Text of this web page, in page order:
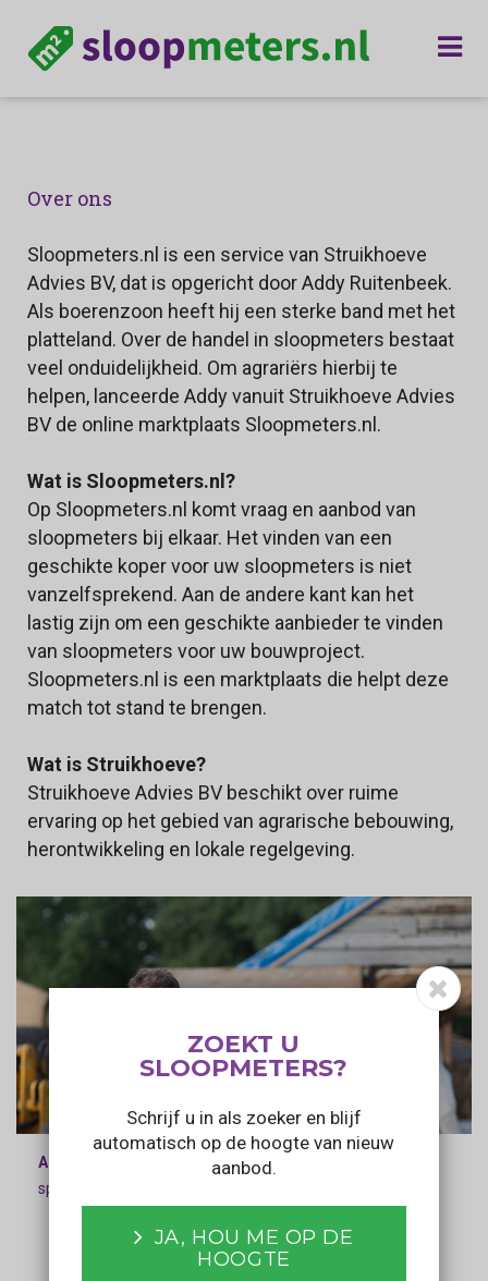
Over ons
Sloopmeters.nl is een service van Struikhoeve
Advies BV, dat is opgericht door Addy Ruitenbeek.
Als boerenzoon heeft hij een sterke band met het
platteland. Over de handel in sloopmeters bestaat
veel onduidelijkheid. Om agrariërs hierbij te
helpen, lanceerde Addy vanuit Struikhoeve Advies
BV de online marktplaats Sloopmeters.nl.
Wat is Sloopmeters.nl?
Op Sloopmeters.nl komt vraag en aanbod van
sloopmeters bij elkaar. Het vinden van een
geschikte koper voor uw sloopmeters is niet
vanzelfsprekend. Aan de andere kant kan het
lastig zijn om een geschikte aanbieder te vinden
van sloopmeters voor uw bouwproject.
Sloopmeters.nl is een marktplaats die helpt deze
match tot stand te brengen.
Wat is Struikhoeve?
Struikhoeve Advies BV beschikt over ruime
ervaring op het gebied van agrarische bebouwing,
herontwikkeling en lokale regelgeving.
Addy Ruitenbeek
specialist sloopmeters.nl
Vrijblijvend advies
Bel (0318) 744 150
ZOEKT U
SLOOPMETERS?
Schrijf u in als zoeker en blijf
automatisch op de hoogte van nieuw
aanbod.
JA, HOU ME OP DE
HOOGTE